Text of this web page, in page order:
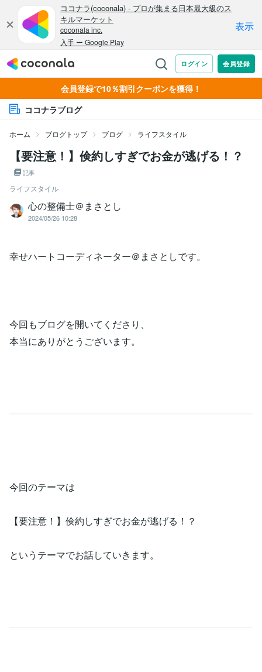
会員登録で10％割引クーポンを獲得！
ココナラブログ
ホーム ブログトップ ブログ ライフスタイル
【要注意！】倹約しすぎでお金が逃げる！？
記事
ライフスタイル
心の整備士＠まさとし
2024/05/26 10:28
幸せハートコーディネーター＠まさとしです。
今回もブログを開いてくださり、
本当にありがとうございます。
今回のテーマは
【要注意！】倹約しすぎでお金が逃げる！？
というテーマでお話していきます。